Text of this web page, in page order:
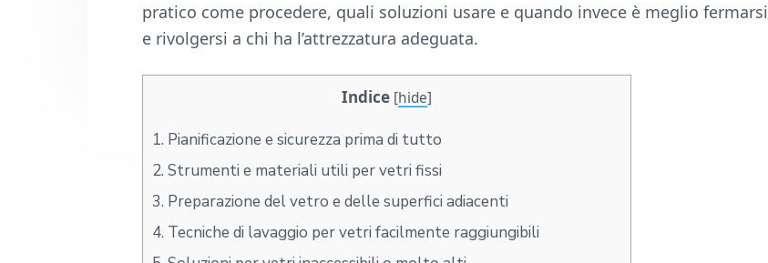
pratico come procedere, quali soluzioni usare e quando invece è meglio fermarsi
e rivolgersi a chi ha l’attrezzatura adeguata.
Indice [hide]
1. Pianificazione e sicurezza prima di tutto
2. Strumenti e materiali utili per vetri fissi
3. Preparazione del vetro e delle superfici adiacenti
4. Tecniche di lavaggio per vetri facilmente raggiungibili